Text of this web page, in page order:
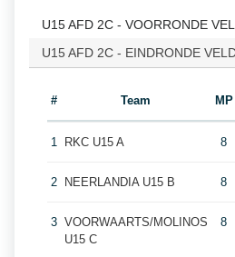
U15 AFD 2C - VOORRONDE
U15 AFD 2C - EINDRONDE
# Team MP
1 RKC U15 A 8
2 NEERLANDIA U15 B 8
3 VOORWAARTS/MOLINOS
U15 C
8